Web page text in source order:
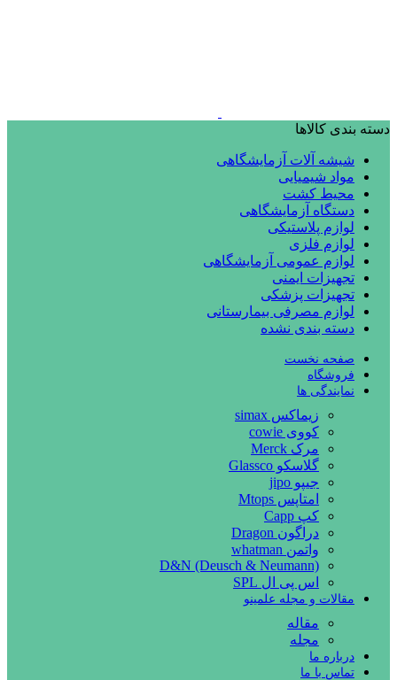
دسته بندی کالاها
شیشه آلات آزمایشگاهی
مواد شیمیایی
محیط کشت
دستگاه آزمایشگاهی
لوازم پلاستیکی
لوازم فلزی
لوازم عمومی آزمایشگاهی
تجهیزات ایمنی
تجهیزات پزشکی
لوازم مصرفی بیمارستانی
دسته بندی نشده
صفحه نخست
فروشگاه
نمایندگی ها
زیماکس simax
کووی cowie
مرک Merck
گلاسکو Glassco
جیپو jipo
امتاپس Mtops
کپ Capp
دراگون Dragon
واتمن whatman
D&N (Deusch & Neumann)
اس پی ال SPL
مقالات و مجله علمینو
مقاله
مجله
درباره ما
تماس با ما